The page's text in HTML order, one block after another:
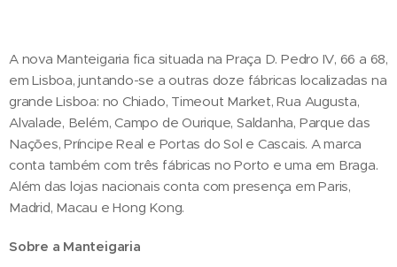
A nova Manteigaria fica situada na Praça D. Pedro IV, 66 a 68,
em Lisboa, juntando-se a outras doze fábricas localizadas na
grande Lisboa: no Chiado, Timeout Market, Rua Augusta,
Alvalade, Belém, Campo de Ourique, Saldanha, Parque das
Nações, Príncipe Real e Portas do Sol e Cascais. A marca
conta também com três fábricas no Porto e uma em Braga.
Além das lojas nacionais conta com presença em Paris,
Madrid, Macau e Hong Kong.
Sobre a Manteigaria